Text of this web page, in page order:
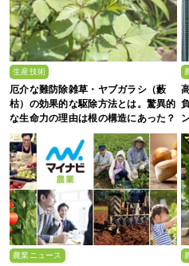
生産技術
厄介な難防除雑草・ヤブガラシ（藪
枯）の効果的な駆除方法とは。驚異的
な生命力の理由は根の構造にあった？
農業ニュース